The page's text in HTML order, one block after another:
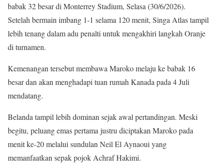
babak 32 besar di Monterrey Stadium, Selasa (30/6/2026).
Setelah bermain imbang 1-1 selama 120 menit, Singa Atlas tampil
lebih tenang dalam adu penalti untuk mengakhiri langkah Oranje
di turnamen.
Kemenangan tersebut membawa Maroko melaju ke babak 16
besar dan akan menghadapi tuan rumah Kanada pada 4 Juli
mendatang.
Belanda tampil lebih dominan sejak awal pertandingan. Meski
begitu, peluang emas pertama justru diciptakan Maroko pada
menit ke-20 melalui sundulan Neil El Aynaoui yang
memanfaatkan sepak pojok Achraf Hakimi.